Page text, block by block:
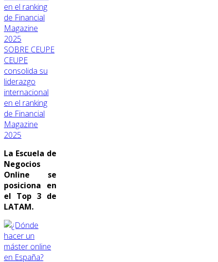
SOBRE CEUPE
CEUPE
consolida su
liderazgo
internacional
en el ranking
de Financial
Magazine
2025
La Escuela de
Negocios
Online se
posiciona en
el Top 3 de
LATAM.